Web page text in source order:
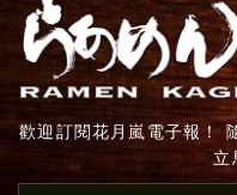
歡迎訂閱花月嵐電子報！
立